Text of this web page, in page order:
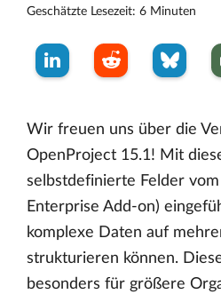
Geschätzte Lesezeit: 6 Minuten
Wir freuen uns über die
OpenProject 15.1! Mit
selbstdefinierte Felder
Enterprise Add-on)
komplexe Daten auf
strukturieren können.
besonders für größere